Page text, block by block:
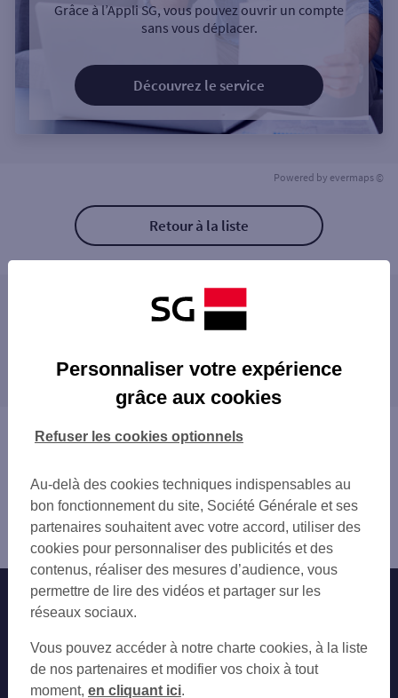
Grâce à l’Appli SG, vous pouvez ouvrir un compte
sans vous déplacer.
Découvrez le service
Powered by evermaps ©
Retour à la liste
Les distributeurs/automates à proximité
LENS 27 PL JEAN JAURES
LENS 17 PL JEAN JAURES
AVION 69 BD GABRIEL PERI
MERICOURT 20 PL JEAN JAURES
HARNES 10 GD PL
WINGLES 38 RUE JULES GUESDE
NOEUX LES MINES 235 RUE NATIONALE
CARREFOUR AUCHY MINES
HENIN BEAUMONT 110 PL DE LA REPUBLI
HENIN BEAUMONT GRU
LA BASSEE LECLERC
BARLIN 2 RUE HERMARY
proximité
BULLY-LES-MINES
HARNES
MONTIGNY-EN-GOHELLE
NOEUX-LES-MINES
HÉNIN-BEAUMONT
COURRIÈRES
ARRAS
CARVIN
BÉTHUNE
BRUAY-LA-BUISSIÈRE
Vous êtes ici : Accueil
Liévin
Distributeur/automate LIEVIN
Nos engagements Nous contacter
Autres sites SG
Professionnels
Personnaliser votre expérience
grâce aux cookies
Au-delà des cookies techniques indispensables au
bon fonctionnement du site, Société Générale et ses
partenaires souhaitent avec votre accord, utiliser des
cookies pour personnaliser des publicités et des
contenus, réaliser des mesures d’audience, vous
permettre de lire des vidéos et partager sur les
réseaux sociaux.
Vous pouvez accéder à notre charte cookies, à la liste
de nos partenaires et modifier vos choix à tout
moment, en cliquant ici.
Refuser les cookies optionnels